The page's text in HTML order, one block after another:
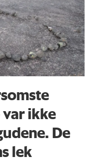
ikke
De
lek